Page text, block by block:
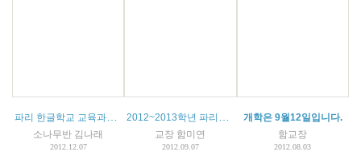
파리 한글학교 교육과정 교사연구회의와 2011-12년 교육목표와 과정표
소나무반 김나래
2012.12.07
2012~2013학년 파리한글학교 학부모님께 드리는 안내말씀
교장 함미연
2012.09.07
개학은 9월12일입니다.
함교장
2012.08.03